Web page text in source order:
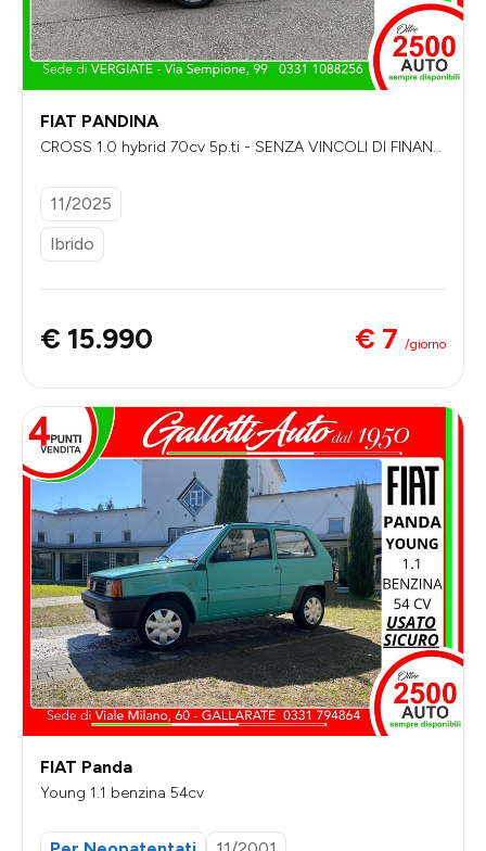
FIAT PANDINA
CROSS 1.0 hybrid 70cv 5p.ti - SENZA VINCOLI DI FINANZI
11/2025
Ibrido
€ 15.990 € 7 /giorno
FIAT Panda
Young 1.1 benzina 54cv